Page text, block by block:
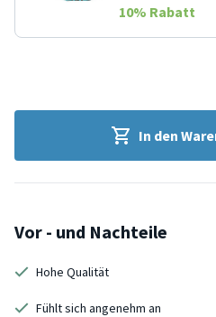
10% Rabatt
In den
Vor - und Nachteile
Hohe Qualität
Fühlt sich angenehm an